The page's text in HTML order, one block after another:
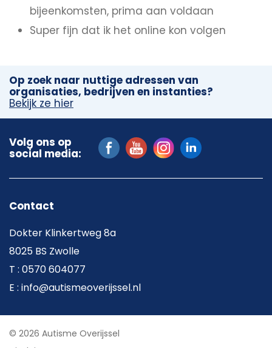
bijeenkomsten, prima aan voldaan
Super fijn dat ik het online kon volgen
Op zoek naar nuttige adressen van
organisaties, bedrijven en instanties?
Bekijk ze hier
Volg ons op
social media:
Contact
Dokter Klinkertweg 8a
8025 BS Zwolle
T : 0570 604077
E : info@autismeoverijssel.nl
© 2026 Autisme Overijssel